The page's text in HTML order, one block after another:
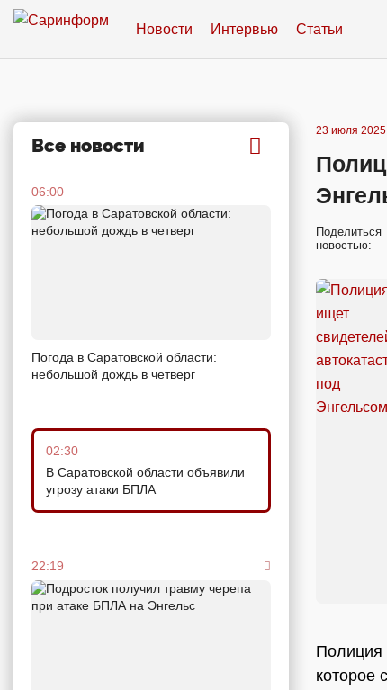
Новости Интервью Статьи
Все новости
06:00
Погода в Саратовской области:
небольшой дождь в четверг
02:30
В Саратовской области объявили
угрозу атаки БПЛА
22:19
23 июля
Поделиться
новостью:
Полиция
которое